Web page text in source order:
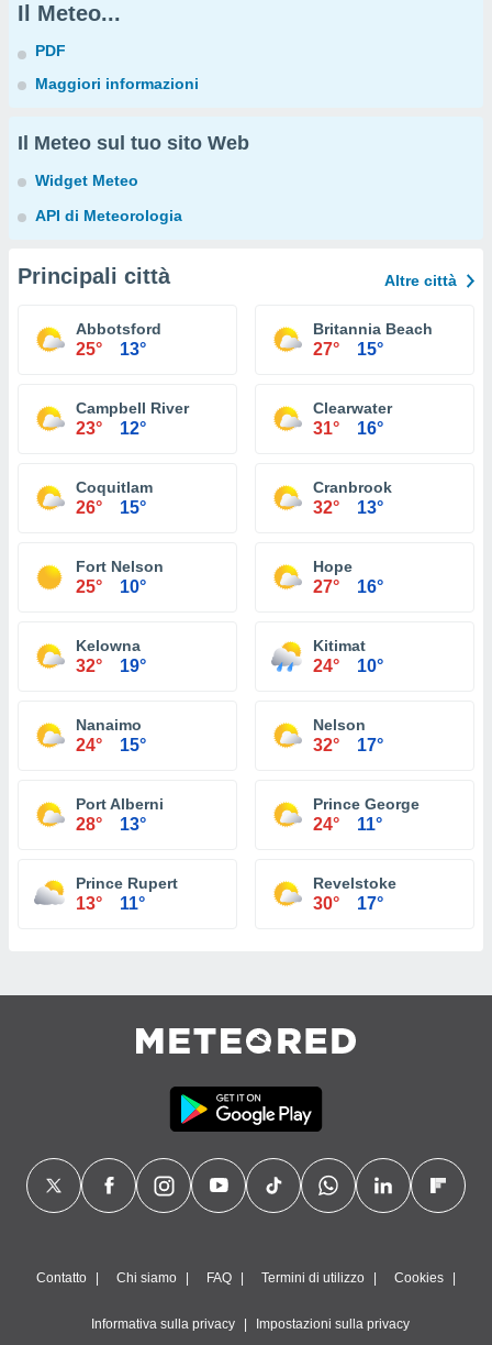
Il Meteo...
PDF
Maggiori informazioni
Il Meteo sul tuo sito Web
Widget Meteo
API di Meteorologia
Principali città Altre città
Abbotsford
25° 13°
Britannia Beach
27° 15°
Campbell River
23° 12°
Clearwater
31° 16°
Coquitlam
26° 15°
Cranbrook
32° 13°
Fort Nelson
25° 10°
Hope
27° 16°
Kelowna
32° 19°
Kitimat
24° 10°
Nanaimo
24° 15°
Nelson
32° 17°
Port Alberni
28° 13°
Prince George
24° 11°
Prince Rupert
13° 11°
Revelstoke
30° 17°
Contatto Chi siamo FAQ Termini di utilizzo Cookies
Informativa sulla privacy Impostazioni sulla privacy